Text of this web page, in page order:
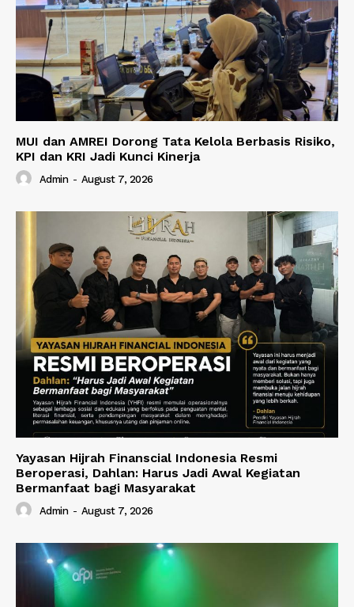
MUI dan AMREI Dorong Tata Kelola Berbasis Risiko,
KPI dan KRI Jadi Kunci Kinerja
Admin - August 7, 2026
Yayasan Hijrah Finanscial Indonesia Resmi
Beroperasi, Dahlan: Harus Jadi Awal Kegiatan
Bermanfaat bagi Masyarakat
Admin - August 7, 2026